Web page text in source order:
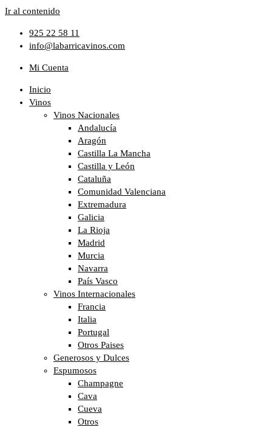
Ir al contenido
925 22 58 11
info@labarricavinos.com
Mi Cuenta
Inicio
Vinos
Vinos Nacionales
Andalucía
Aragón
Castilla La Mancha
Castilla y León
Cataluña
Comunidad Valenciana
Extremadura
Galicia
La Rioja
Madrid
Murcia
Navarra
País Vasco
Vinos Internacionales
Francia
Italia
Portugal
Otros Paises
Generosos y Dulces
Espumosos
Champagne
Cava
Cueva
Otros